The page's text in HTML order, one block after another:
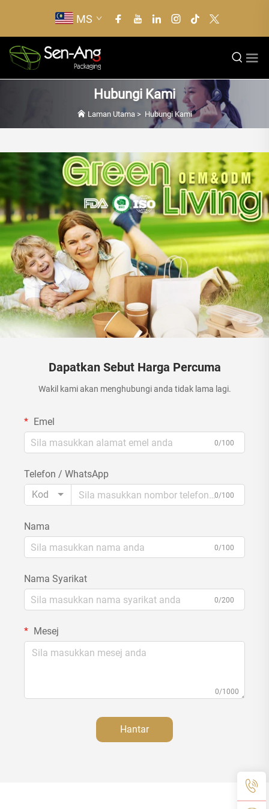
MS
Hubungi Kami
Laman Utama > Hubungi Kami
Dapatkan Sebut Harga Percuma
Wakil kami akan menghubungi anda tidak lama lagi.
Emel
0/100
Telefon / WhatsApp
Kod
0/100
Nama
0/100
Nama Syarikat
0/200
Mesej
0/1000
Hantar